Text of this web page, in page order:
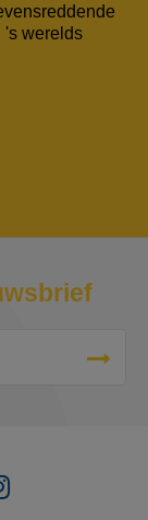
's werelds